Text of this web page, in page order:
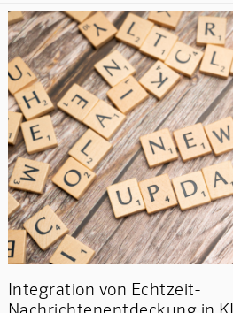
Integration von Echtzeit-